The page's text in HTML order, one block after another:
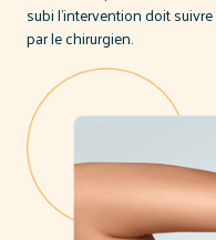
subi l’intervention doit
par le chirurgien.